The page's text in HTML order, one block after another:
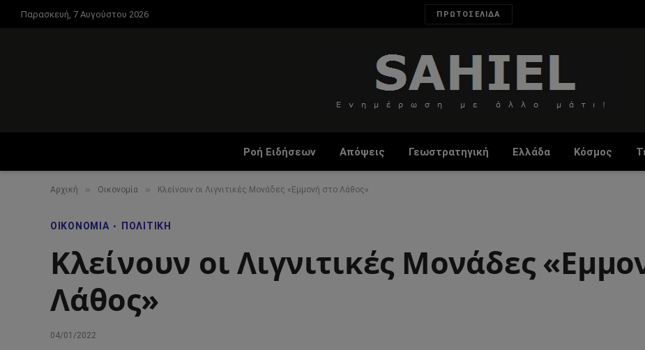
Παρασκευή, 7 Αυγούστου 2026 ΠΡΩΤΟΣΕΛΙΔΑ
Ροή Ειδήσεων Απόψεις Γεωστρατηγική Ελλάδα Κόσμος
Αρχική » Οικονομία » Κλείνουν οι Λιγνιτικές Μονάδες «Εμμονή στο Λάθος»
ΟΙΚΟΝΟΜΊΑ ΠΟΛΙΤΙΚΉ
Κλείνουν οι Λιγνιτικές Μονάδες
Λάθος»
04/01/2022